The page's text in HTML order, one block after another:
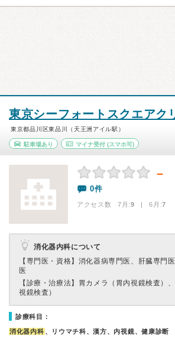
東京シーフォートスクエアク
東京都品川区東品川（天王洲アイル駅）
駐車場あり マイナ受付(スマホ可)
－
0件
アクセス数 7月:9 | 6月:7
消化器内科について
【専門医・資格】 消化器病専門医、肝臓専門
医
【診療・治療法】 胃カメラ（胃内視鏡検査）
視鏡検査）
診療科目：
消化器内科 、リウマチ科、漢方、内視鏡、健康診断